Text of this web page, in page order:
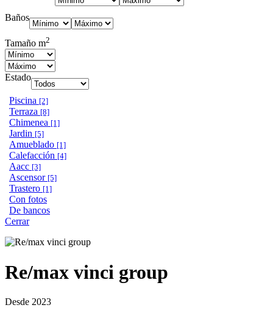
Baños
Tamaño m2
Estado
Piscina [2]
Terraza [8]
Chimenea [1]
Jardin [5]
Amueblado [1]
Calefacción [4]
Aacc [3]
Ascensor [5]
Trastero [1]
Con fotos
De bancos
Cerrar
Re/max vinci group
Desde 2023